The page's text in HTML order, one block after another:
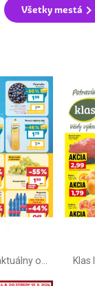
Všetky mestá
Klas